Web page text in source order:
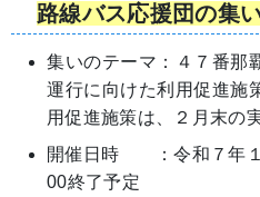
路線バス応援団の集
集いのテーマ：４７番那
運行に向けた利用促進施
用促進施策は、２月末の
開催日時 ：令和７年
00終了予定